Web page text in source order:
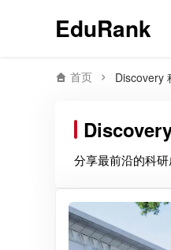
EduRank
首页 Discovery
分享最前沿的科